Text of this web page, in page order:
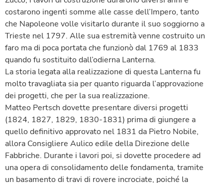
costarono ingenti somme alle casse dell’Impero, tanto
che Napoleone volle visitarlo durante il suo soggiorno a
Trieste nel 1797. Alle sua estremità venne costruito un
faro ma di poca portata che funzionò dal 1769 al 1833
quando fu sostituito dall’odierna Lanterna.
La storia legata alla realizzazione di questa Lanterna fu
molto travagliata sia per quanto riguarda l’approvazione
dei progetti, che per la sua realizzazione.
Matteo Pertsch dovette presentare diversi progetti
(1824, 1827, 1829, 1830-1831) prima di giungere a
quello definitivo approvato nel 1831 da Pietro Nobile,
allora Consigliere Aulico edile della Direzione delle
Fabbriche. Durante i lavori poi, si dovette procedere ad
una opera di consolidamento delle fondamenta, tramite
un basamento di travi di rovere incrociate, poiché la